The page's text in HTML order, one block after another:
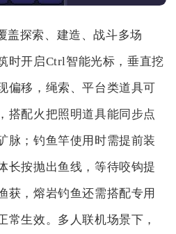
盖探索、建造、战斗多场
时开启Ctrl智能光标，垂直挖
偏移，绳索、平台类道具可
搭配火把照明道具能同步点
脉；钓鱼竿使用时需提前装
长按抛出鱼线，等待咬钩提
获，熔岩钓鱼还需搭配专用
常生效。多人联机场景下，